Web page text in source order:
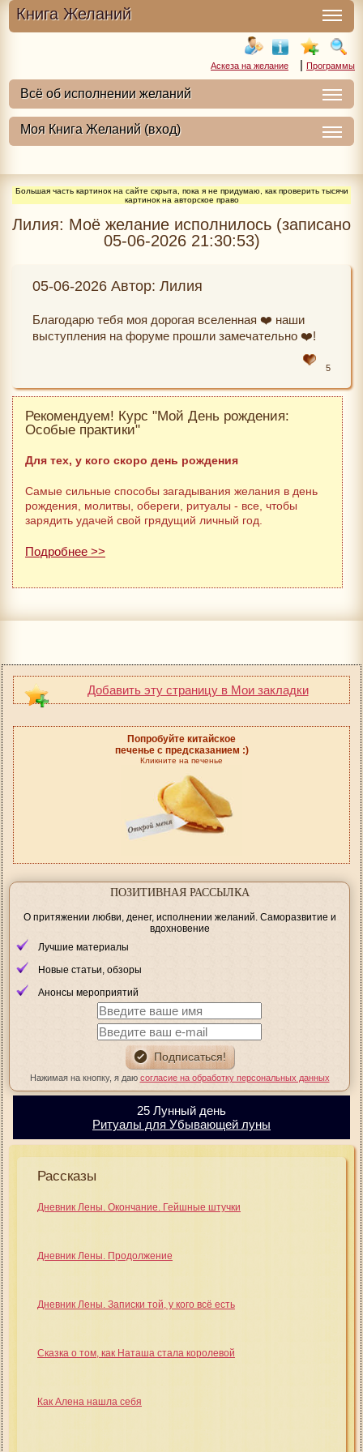
Книга Желаний
Аскеза на желание | Программы
Большая часть картинок на сайте скрыта, пока я не придумаю, как проверить тысячи
картинок на авторское право
Лилия: Моё желание исполнилось (записано
05-06-2026 21:30:53)
05-06-2026 Автор: Лилия
Благодарю тебя моя дорогая вселенная ❤️ наши
выступления на форуме прошли замечательно ❤️!
5
Рекомендуем! Курс "Мой День рождения:
Особые практики"
Для тех, у кого скоро день рождения
Самые сильные способы загадывания желания в день
рождения, молитвы, обереги, ритуалы - все, чтобы
зарядить удачей свой грядущий личный год.
Подробнее >>
Добавить эту страницу в Мои закладки
Попробуйте китайское
печенье с предсказанием :)
Кликните на печенье
ПОЗИТИВНАЯ РАССЫЛКА
О притяжении любви, денег, исполнении желаний. Саморазвитие и
вдохновение
Лучшие материалы
Новые статьи, обзоры
Анонсы мероприятий
Нажимая на кнопку, я даю согласие на обработку персональных данных
25 Лунный день
Ритуалы для Убывающей луны
Рассказы
Дневник Лены. Окончание. Гейшные штучки
Дневник Лены. Продолжение
Дневник Лены. Записки той, у кого всё есть
Сказка о том, как Наташа стала королевой
Как Алена нашла себя